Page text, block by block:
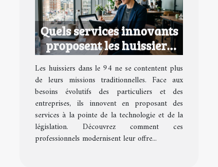
Quels services innovants
proposent les huissiers
dans le 94 ?
Les huissiers dans le 94 ne se contentent plus
de leurs missions traditionnelles. Face aux
besoins évolutifs des particuliers et des
entreprises, ils innovent en proposant des
services à la pointe de la technologie et de la
législation. Découvrez comment ces
professionnels modernisent leur offre...